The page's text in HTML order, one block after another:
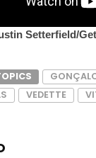
Setterfield/
VEDETTE